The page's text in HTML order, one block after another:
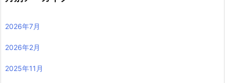
2026年7月
2026年2月
2025年11月